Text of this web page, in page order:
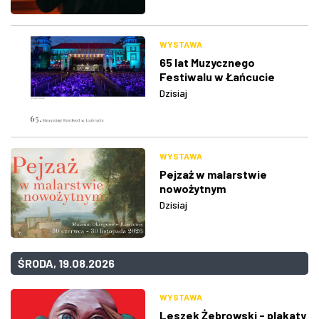
WYSTAWA
65 lat Muzycznego
Festiwalu w Łańcucie
Dzisiaj
WYSTAWA
Pejzaż w malarstwie
nowożytnym
Dzisiaj
ŚRODA, 19.08.2026
WYSTAWA
Leszek Żebrowski - plakaty